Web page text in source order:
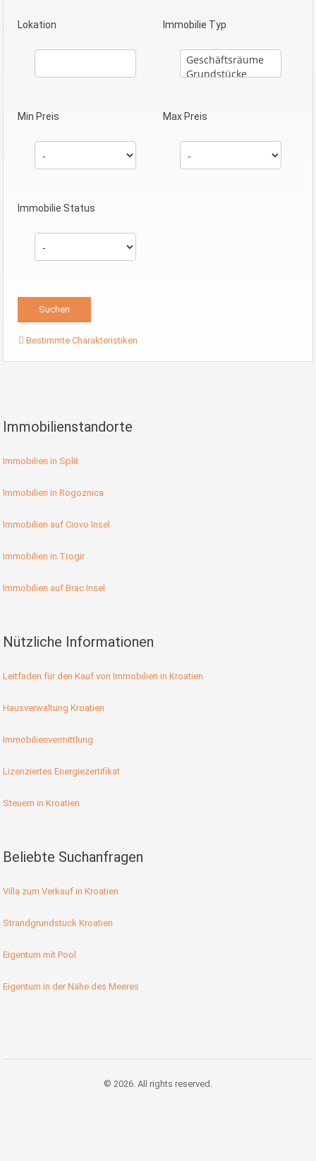
Lokation Immobilie Typ
Min Preis Max Preis
Immobilie Status
Bestimmte Charakteristiken
Immobilienstandorte
Immobilien in Split
Immobilien in Rogoznica
Immobilien auf Ciovo Insel
Immobilien in Trogir
Immobilien auf Brac Insel
Nützliche Informationen
Leitfaden für den Kauf von Immobilien in Kroatien
Hausverwaltung Kroatien
Immobilienvermittlung
Lizenziertes Energiezertifikat
Steuern in Kroatien
Beliebte Suchanfragen
Villa zum Verkauf in Kroatien
Strandgrundstück Kroatien
Eigentum mit Pool
Eigentum in der Nähe des Meeres
© 2026. All rights reserved.